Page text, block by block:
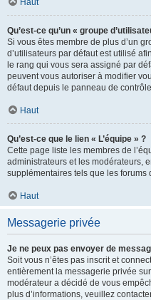
Haut
Qu’est-ce qu’un « groupe
Si vous êtes membre de plus d’un
d’utilisateurs par défaut est utilisé
le rang qui vous sera assigné par
peuvent vous autoriser à modifier
défaut depuis le panneau de
Haut
Qu’est-ce que le lien « L’équipe » ?
Cette page liste les membres de
administrateurs et les modérateurs,
supplémentaires tels que les forums
Haut
Messagerie privée
Je ne peux pas envoyer de
Soit vous n’êtes pas inscrit et
entièrement la messagerie privée
modérateur a décidé de vous
plus d’informations, veuillez